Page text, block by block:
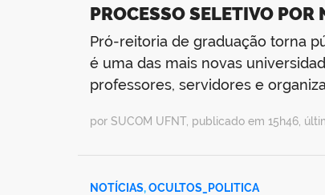
PROCESSO SELETIVO
Pró-reitoria de graduação torna
é uma das mais novas
professores, servidores e
por SUCOM UFNT, publicado em 15h46,
NOTÍCIAS,OCULTOS_POLITICA